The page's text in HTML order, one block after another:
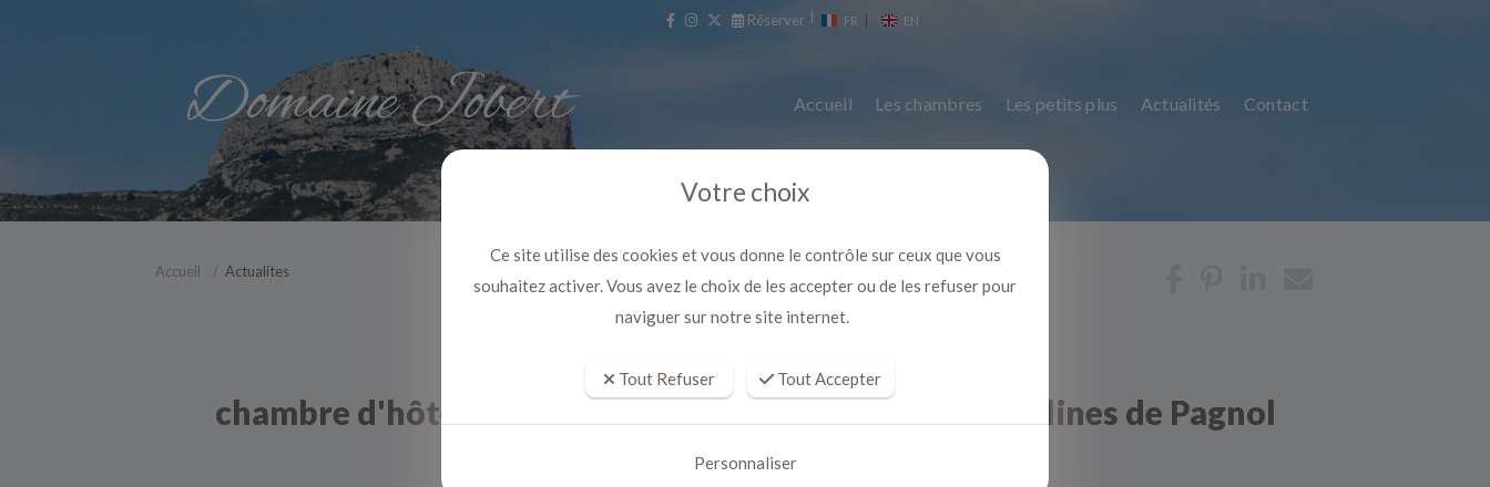
Réserver FR EN
Accueil Les chambres Les petits plus Actualités Contact
Accueil Actualites
chambre d'hôtes près de Cassis à Aubagne dans les collines de Pagnol
Votre choix
Ce site utilise des cookies et vous donne le contrôle sur ceux que vous
souhaitez activer. Vous avez le choix de les accepter ou de les refuser pour
naviguer sur notre site internet.
Tout Refuser Tout Accepter
Personnaliser